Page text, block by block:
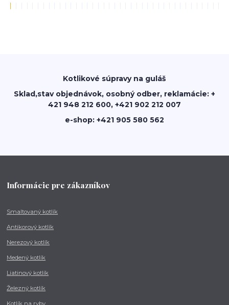
Kotlikové súpravy na guláš
Sklad,stav objednávok, osobný odber, reklamácie: +
421 948 212 600, +421 902 212 007
e-shop: +421 905 580 562
Informácie pre zákazníkov
Smaltovaný kotlík
Antikorový kotlík
Nerezový kotlík
Medený kotlík
Liatinový kotlík
Železný kotlík